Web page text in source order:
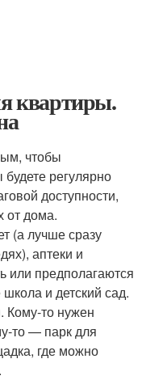
квартиры.
чтобы
регулярно
доступности,
от дома.
(а лучше сразу
аптеки и
или предполагаются
и детский сад.
нужен
— парк для
где можно